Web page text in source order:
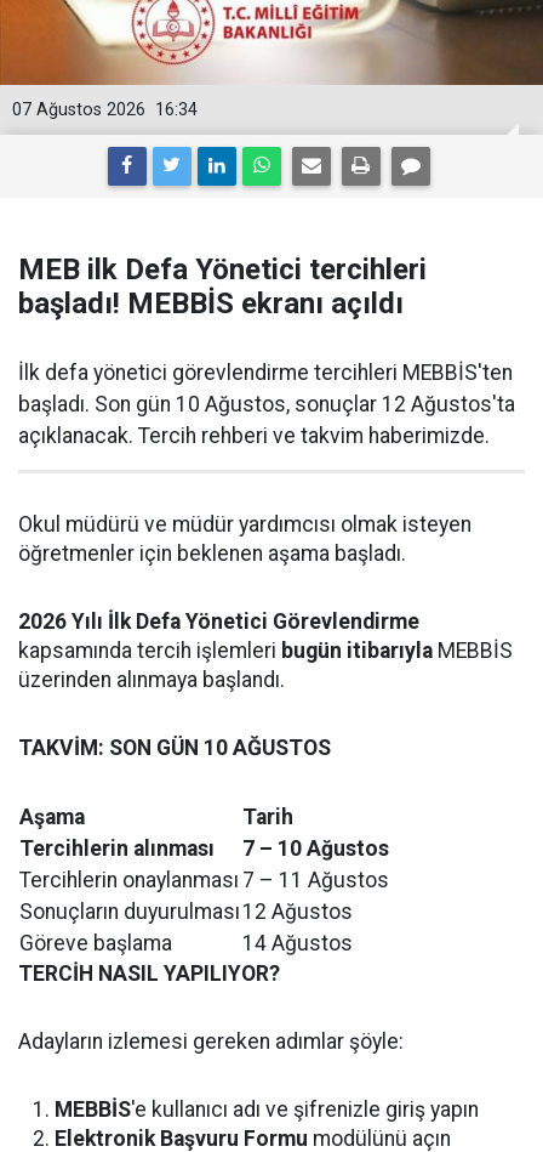
16:34
07 Ağustos 2026
MEB ilk Defa Yönetici tercihleri
başladı! MEBBİS ekranı açıldı
İlk defa yönetici görevlendirme tercihleri MEBBİS'ten
başladı. Son gün 10 Ağustos, sonuçlar 12 Ağustos'ta
açıklanacak. Tercih rehberi ve takvim haberimizde.
Okul müdürü ve müdür yardımcısı olmak isteyen
öğretmenler için beklenen aşama başladı.
2026 Yılı İlk Defa Yönetici Görevlendirme
kapsamında tercih işlemleri bugün itibarıyla MEBBİS
üzerinden alınmaya başlandı.
TAKVİM: SON GÜN 10 AĞUSTOS
Aşama
Tarih
Tercihlerin alınması
7 – 10 Ağustos
Tercihlerin onaylanması 7 – 11 Ağustos
Sonuçların duyurulması 12 Ağustos
Göreve başlama
14 Ağustos
TERCİH NASIL YAPILIYOR?
Adayların izlemesi gereken adımlar şöyle:
MEBBİS'e kullanıcı adı ve şifrenizle giriş yapın
Elektronik Başvuru Formu modülünü açın